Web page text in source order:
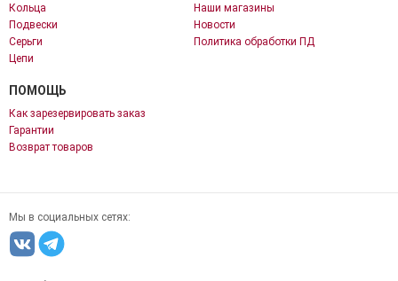
Кольца
Подвески
Серьги
Цепи
Наши магазины
Новости
Политика обработки ПД
ПОМОЩЬ
Как зарезервировать заказ
Гарантии
Возврат товаров
Мы в социальных сетях: